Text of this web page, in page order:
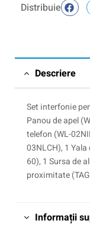
Distribuie
Descriere
Set interfonie
Panou de apel
telefon (WL-
03NLCH), 1
60), 1 Sursa de
proximitate
Informații